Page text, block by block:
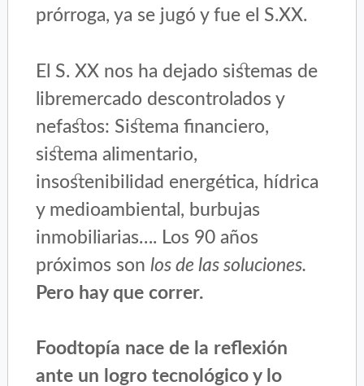
prórroga, ya se jugó y fue el S.XX.
El S. XX nos ha dejado sistemas de
libremercado descontrolados y
nefastos: Sistema financiero,
sistema alimentario,
insostenibilidad energética, hídrica
y medioambiental, burbujas
inmobiliarias…. Los 90 años
próximos son los de las soluciones.
Pero hay que correr.
Foodtopía nace de la reflexión
ante un logro tecnológico y lo